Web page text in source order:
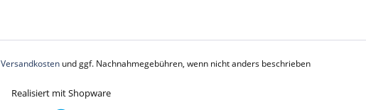
Versandkostenund ggf. Nachnahmegebühren, wenn nicht anders beschrieben
Realisiert mit Shopware